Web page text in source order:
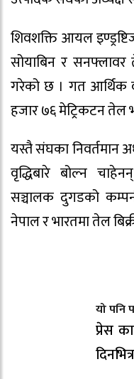
शिवशक्ति आयल
सोयाबिन र सनफ्लावर
गरेको छ । गत आर्थिक
हजार ७६ मेट्रिकटन तेल
यस्तै संघका निवर्तमान
वृद्धिबारे बोल्न
सञ्चालक दुगडको
नेपाल र भारतमा तेल
यो पनि
प्रेस